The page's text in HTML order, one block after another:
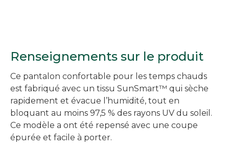
Renseignements sur le produit
Ce pantalon confortable pour les temps chauds
est fabriqué avec un tissu SunSmart™ qui sèche
rapidement et évacue l’humidité, tout en
bloquant au moins 97,5 % des rayons UV du soleil.
Ce modèle a ont été repensé avec une coupe
épurée et facile à porter.